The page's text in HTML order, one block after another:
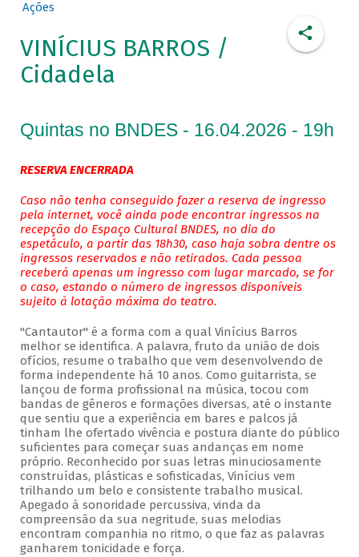
Ações
VINÍCIUS BARROS /
Cidadela
Quintas no BNDES - 16.04.2026 - 19h
RESERVA ENCERRADA
Caso não tenha conseguido fazer a reserva de ingresso
pela internet, você ainda pode encontrar ingressos na
recepção do Espaço Cultural BNDES, no dia do
espetáculo, a partir das 18h30, caso haja sobra dentre os
ingressos reservados e não retirados. Cada pessoa
receberá apenas um ingresso com lugar marcado, se for
o caso, estando o número de ingressos disponíveis
sujeito à lotação máxima do teatro.
"Cantautor" é a forma com a qual Vinícius Barros
melhor se identifica. A palavra, fruto da união de dois
ofícios, resume o trabalho que vem desenvolvendo de
forma independente há 10 anos. Como guitarrista, se
lançou de forma profissional na música, tocou com
bandas de gêneros e formações diversas, até o instante
que sentiu que a experiência em bares e palcos já
tinham lhe ofertado vivência e postura diante do público
suficientes para começar suas andanças em nome
próprio. Reconhecido por suas letras minuciosamente
construídas, plásticas e sofisticadas, Vinícius vem
trilhando um belo e consistente trabalho musical.
Apegado à sonoridade percussiva, vinda da
compreensão da sua negritude, suas melodias
encontram companhia no ritmo, o que faz as palavras
ganharem tonicidade e força.